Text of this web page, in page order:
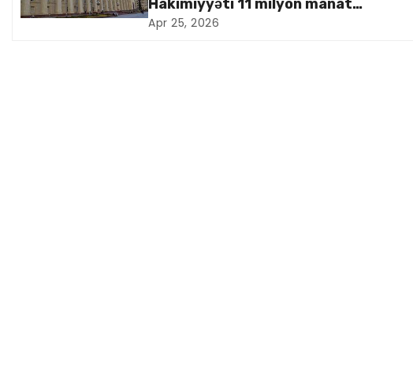
i
Hakimiyyəti 11 milyon manat
artıq xərcləyib
Apr 25, 2026